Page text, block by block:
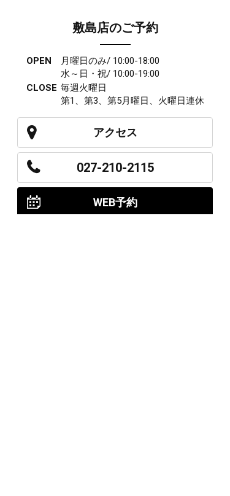
敷島店のご予約
OPEN
月曜日のみ/ 10:00-18:00
水～日・祝/ 10:00-19:00
CLOSE 毎週火曜日
第1、第3、第5月曜日、火曜日連休
アクセス
027-210-2115
WEB予約